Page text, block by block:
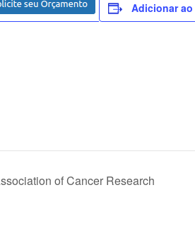
Adicionar
of Cancer Research